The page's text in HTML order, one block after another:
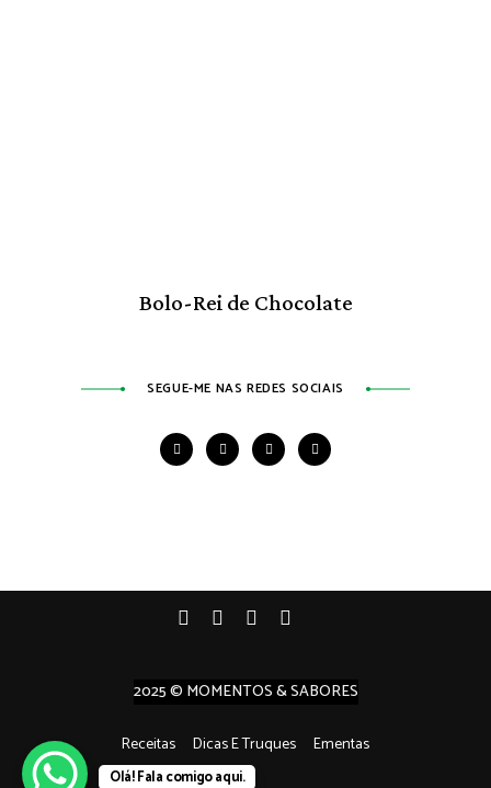
Bolo-Rei de Chocolate
SEGUE-ME NAS REDES SOCIAIS
2025 © MOMENTOS & SABORES
Receitas Dicas E Truques Ementas
Olá! Fala comigo aqui.